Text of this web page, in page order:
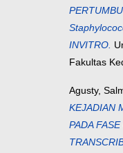
INVITRO.
Fakultas
Agusty,
KEJADIAN
PADA